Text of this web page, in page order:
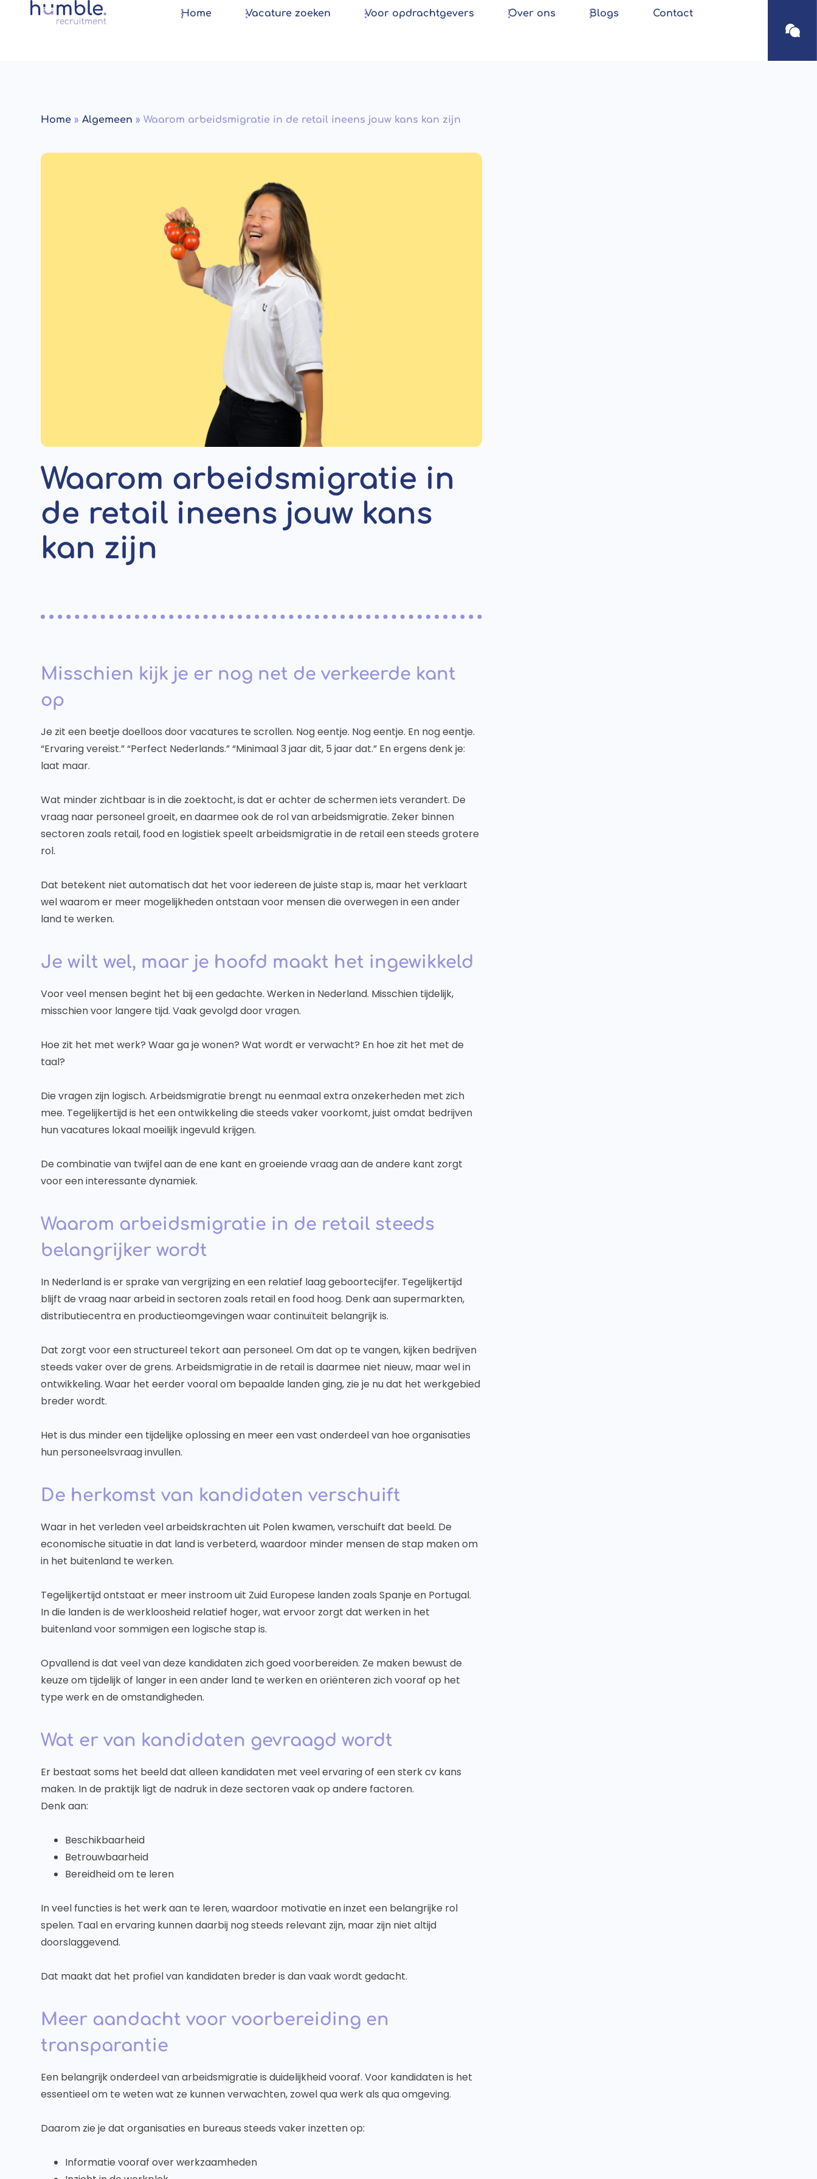
Home Vacature zoeken Voor opdrachtgevers Over ons Blogs Contact
Home »Algemeen »Waarom arbeidsmigratie in de retail ineens jouw kans kan zijn
Waarom arbeidsmigratie in
de retail ineens jouw kans
kan zijn
Misschien kijk je er nog net de verkeerde kant
op
Je zit een beetje doelloos door vacatures te scrollen. Nog eentje. Nog eentje. En nog eentje.
“Ervaring vereist.” “Perfect Nederlands.” “Minimaal 3 jaar dit, 5 jaar dat.” En ergens denk je:
laat maar.
Wat minder zichtbaar is in die zoektocht, is dat er achter de schermen iets verandert. De
vraag naar personeel groeit, en daarmee ook de rol van arbeidsmigratie. Zeker binnen
sectoren zoals retail, food en logistiek speelt arbeidsmigratie in de retail een steeds grotere
rol.
Dat betekent niet automatisch dat het voor iedereen de juiste stap is, maar het verklaart
wel waarom er meer mogelijkheden ontstaan voor mensen die overwegen in een ander
land te werken.
Je wilt wel, maar je hoofd maakt het ingewikkeld
Voor veel mensen begint het bij een gedachte. Werken in Nederland. Misschien tijdelijk,
misschien voor langere tijd. Vaak gevolgd door vragen.
Hoe zit het met werk? Waar ga je wonen? Wat wordt er verwacht? En hoe zit het met de
taal?
Die vragen zijn logisch. Arbeidsmigratie brengt nu eenmaal extra onzekerheden met zich
mee. Tegelijkertijd is het een ontwikkeling die steeds vaker voorkomt, juist omdat bedrijven
hun vacatures lokaal moeilijk ingevuld krijgen.
De combinatie van twijfel aan de ene kant en groeiende vraag aan de andere kant zorgt
voor een interessante dynamiek.
Waarom arbeidsmigratie in de retail steeds
belangrijker wordt
In Nederland is er sprake van vergrijzing en een relatief laag geboortecijfer. Tegelijkertijd
blijft de vraag naar arbeid in sectoren zoals retail en food hoog. Denk aan supermarkten,
distributiecentra en productieomgevingen waar continuïteit belangrijk is.
Dat zorgt voor een structureel tekort aan personeel. Om dat op te vangen, kijken bedrijven
steeds vaker over de grens. Arbeidsmigratie in de retail is daarmee niet nieuw, maar wel in
ontwikkeling. Waar het eerder vooral om bepaalde landen ging, zie je nu dat het werkgebied
breder wordt.
Het is dus minder een tijdelijke oplossing en meer een vast onderdeel van hoe organisaties
hun personeelsvraag invullen.
De herkomst van kandidaten verschuift
Waar in het verleden veel arbeidskrachten uit Polen kwamen, verschuift dat beeld. De
economische situatie in dat land is verbeterd, waardoor minder mensen de stap maken om
in het buitenland te werken.
Tegelijkertijd ontstaat er meer instroom uit Zuid Europese landen zoals Spanje en Portugal.
In die landen is de werkloosheid relatief hoger, wat ervoor zorgt dat werken in het
buitenland voor sommigen een logische stap is.
Opvallend is dat veel van deze kandidaten zich goed voorbereiden. Ze maken bewust de
keuze om tijdelijk of langer in een ander land te werken en oriënteren zich vooraf op het
type werk en de omstandigheden.
Wat er van kandidaten gevraagd wordt
Er bestaat soms het beeld dat alleen kandidaten met veel ervaring of een sterk cv kans
maken. In de praktijk ligt de nadruk in deze sectoren vaak op andere factoren.
Denk aan:
Beschikbaarheid
Betrouwbaarheid
Bereidheid om te leren
In veel functies is het werk aan te leren, waardoor motivatie en inzet een belangrijke rol
spelen. Taal en ervaring kunnen daarbij nog steeds relevant zijn, maar zijn niet altijd
doorslaggevend.
Dat maakt dat het profiel van kandidaten breder is dan vaak wordt gedacht.
Meer aandacht voor voorbereiding en
transparantie
Een belangrijk onderdeel van arbeidsmigratie is duidelijkheid vooraf. Voor kandidaten is het
essentieel om te weten wat ze kunnen verwachten, zowel qua werk als qua omgeving.
Daarom zie je dat organisaties en bureaus steeds vaker inzetten op:
Informatie vooraf over werkzaamheden